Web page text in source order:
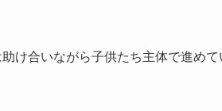
け合いながら子供たち主体で進め